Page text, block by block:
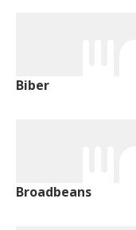
Biber
Broadbeans